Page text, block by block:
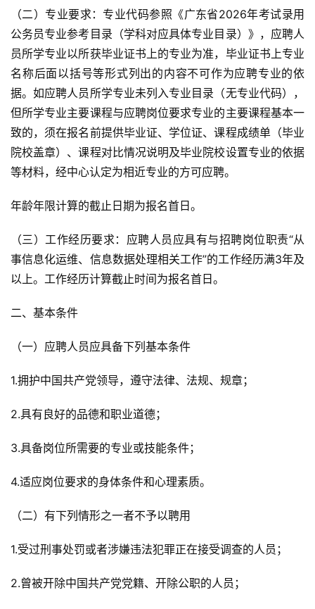
（二）专业要求：专业代码参照《广东省2026年考试录用
公务员专业参考目录（学科对应具体专业目录）》，应聘人
员所学专业以所获毕业证书上的专业为准，毕业证书上专业
名称后面以括号等形式列出的内容不可作为应聘专业的依
据。如应聘人员所学专业未列入专业目录（无专业代码），
但所学专业主要课程与应聘岗位要求专业的主要课程基本一
致的，须在报名前提供毕业证、学位证、课程成绩单（毕业
院校盖章）、课程对比情况说明及毕业院校设置专业的依据
等材料，经中心认定为相近专业的方可应聘。
年龄年限计算的截止日期为报名首日。
（三）工作经历要求：应聘人员应具有与招聘岗位职责“从
事信息化运维、信息数据处理相关工作”的工作经历满3年及
以上。工作经历计算截止时间为报名首日。
二、基本条件
（一）应聘人员应具备下列基本条件
1.拥护中国共产党领导，遵守法律、法规、规章；
2.具有良好的品德和职业道德；
3.具备岗位所需要的专业或技能条件；
4.适应岗位要求的身体条件和心理素质。
（二）有下列情形之一者不予以聘用
1.受过刑事处罚或者涉嫌违法犯罪正在接受调查的人员；
2.曾被开除中国共产党党籍、开除公职的人员；